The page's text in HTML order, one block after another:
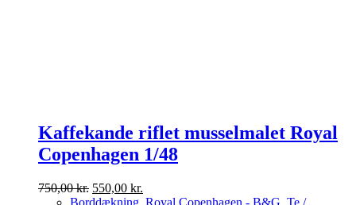
Kaffekande riflet musselmalet Royal
Copenhagen 1/48
750,00kr. Den
oprindelige
550,00 kr.
aktuelle